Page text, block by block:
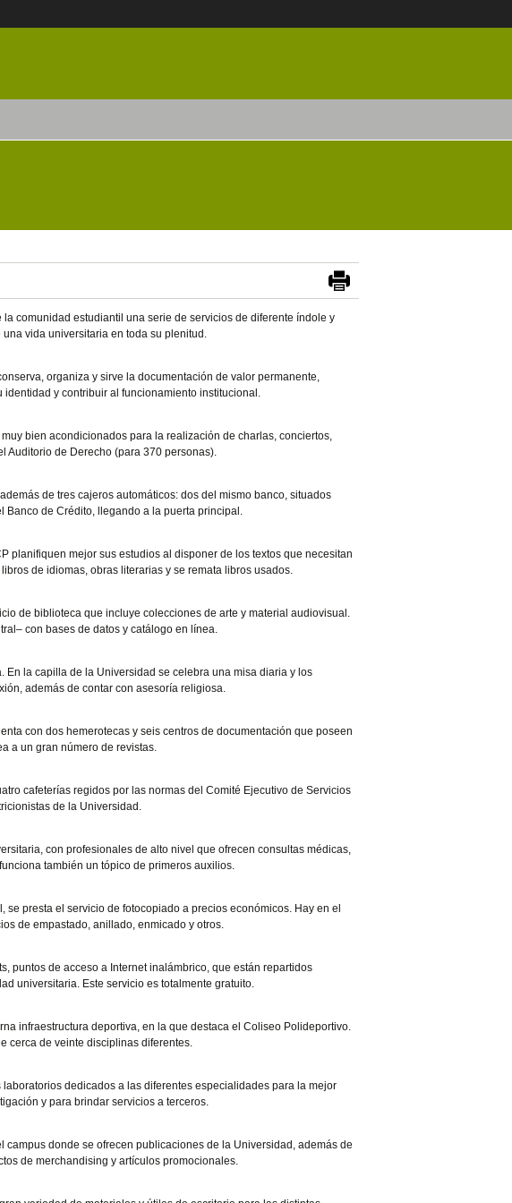
comunidad estudiantil una serie de servicios de diferente índole y
vida universitaria en toda su plenitud.
organiza y sirve la documentación de valor permanente,
y contribuir al funcionamiento institucional.
bien acondicionados para la realización de charlas, conciertos,
Auditorio de Derecho (para 370 personas).
de tres cajeros automáticos: dos del mismo banco, situados
Banco de Crédito, llegando a la puerta principal.
planifiquen mejor sus estudios al disponer de los textos que necesitan
de idiomas, obras literarias y se remata libros usados.
de biblioteca que incluye colecciones de arte y material audiovisual.
con bases de datos y catálogo en línea.
En la capilla de la Universidad se celebra una misa diaria y los
además de contar con asesoría religiosa.
con dos hemerotecas y seis centros de documentación que poseen
a un gran número de revistas.
cafeterías regidos por las normas del Comité Ejecutivo de Servicios
de la Universidad.
con profesionales de alto nivel que ofrecen consultas médicas,
también un tópico de primeros auxilios.
presta el servicio de fotocopiado a precios económicos. Hay en el
de empastado, anillado, enmicado y otros.
puntos de acceso a Internet inalámbrico, que están repartidos
universitaria. Este servicio es totalmente gratuito.
infraestructura deportiva, en la que destaca el Coliseo Polideportivo.
cerca de veinte disciplinas diferentes.
dedicados a las diferentes especialidades para la mejor
y para brindar servicios a terceros.
donde se ofrecen publicaciones de la Universidad, además de
de merchandising y artículos promocionales.